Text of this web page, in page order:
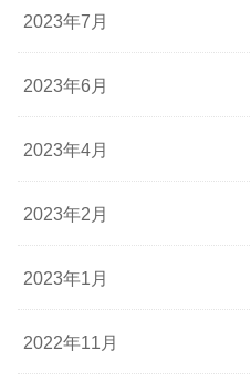
2023年7月
2023年6月
2023年4月
2023年2月
2023年1月
2022年11月